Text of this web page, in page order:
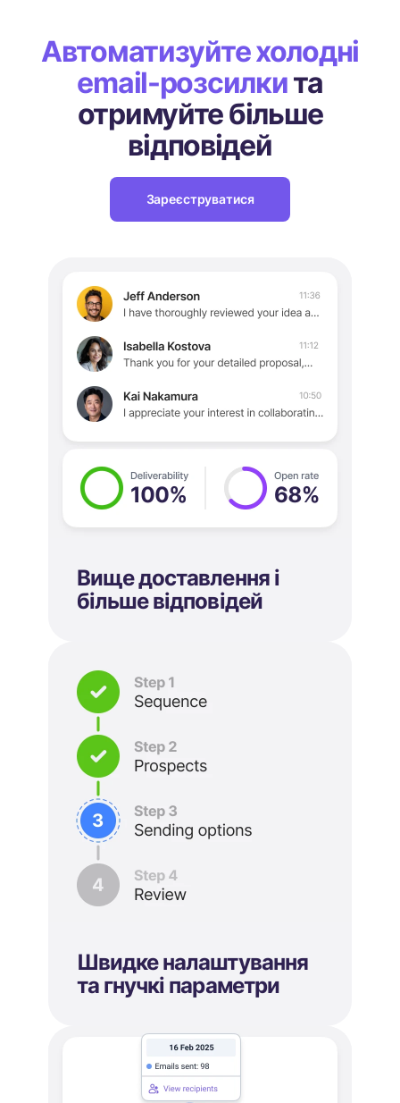
Автоматизуйте холодні
email-розсилкита
отримуйте більше
відповідей
Зареєструватися
Вище доставлення і
більше відповідей
Швидке налаштування
та гнучкі параметри